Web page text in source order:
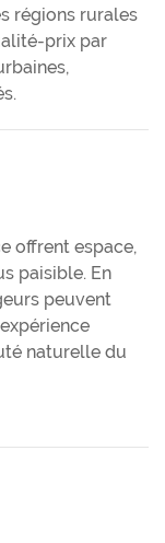
régions rurales
prix par
offrent espace,
paisible. En
peuvent
naturelle du